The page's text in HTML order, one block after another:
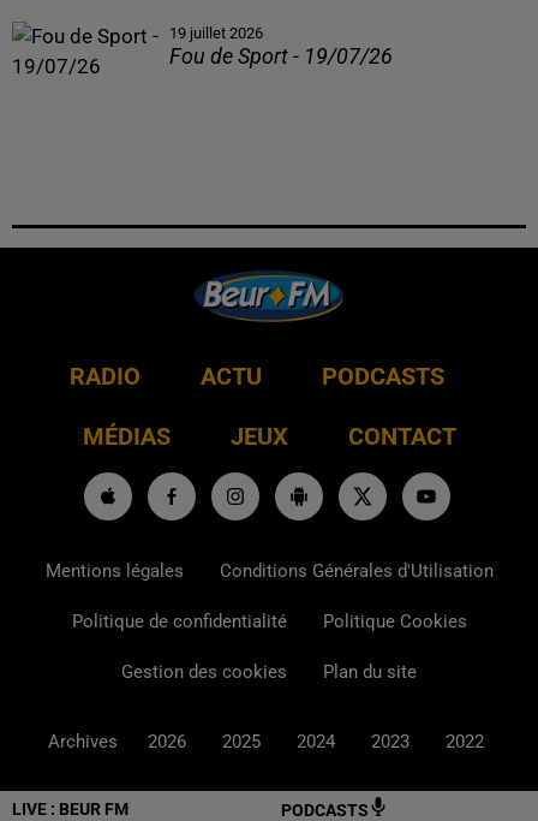
LIVE : BEUR FM PODCASTS
19 juillet 2026
Fou de Sport - 19/07/26
RADIO ACTU PODCASTS
MÉDIAS JEUX CONTACT
Mentions légales Conditions Générales d'Utilisation
Politique de confidentialité Politique Cookies
Gestion des cookies Plan du site
Archives 2026 2025 2024 2023 2022